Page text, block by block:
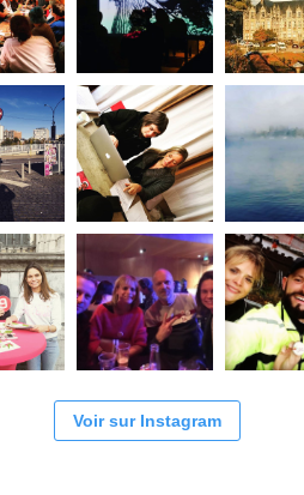
Voir sur Instagram